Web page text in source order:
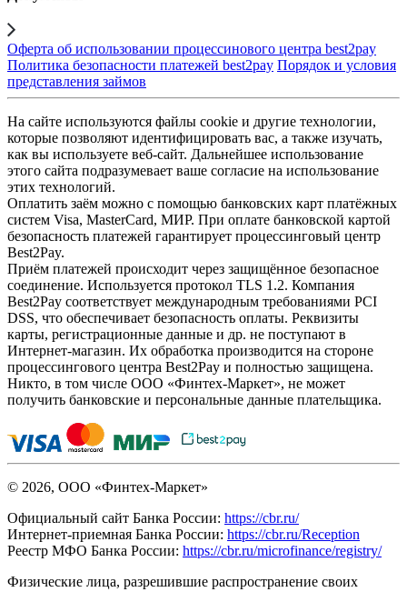
Оферта об использовании процессинового центра best2pay
Политика безопасности платежей best2pay Порядок и условия
представления займов
На сайте используются файлы cookie и другие технологии,
которые позволяют идентифицировать вас, а также изучать,
как вы используете веб-сайт. Дальнейшее использование
этого сайта подразумевает ваше согласие на использование
этих технологий.
Оплатить заём можно с помощью банковских карт платёжных
систем Visa, MasterCard, МИР. При оплате банковской картой
безопасность платежей гарантирует процессинговый центр
Best2Pay.
Приём платежей происходит через защищённое безопасное
соединение. Используется протокол TLS 1.2. Компания
Best2Pay соответствует международным требованиями PCI
DSS, что обеспечивает безопасность оплаты. Реквизиты
карты, регистрационные данные и др. не поступают в
Интернет-магазин. Их обработка производится на стороне
процессингового центра Best2Pay и полностью защищена.
Никто, в том числе ООО «Финтех-Маркет», не может
получить банковские и персональные данные плательщика.
© 2026, ООО «Финтех-Маркет»
Официальный сайт Банка России: https://cbr.ru/
Интернет-приемная Банка России: https://cbr.ru/Reception
Реестр МФО Банка России: https://cbr.ru/microfinance/registry/
Физические лица, разрешившие распространение своих